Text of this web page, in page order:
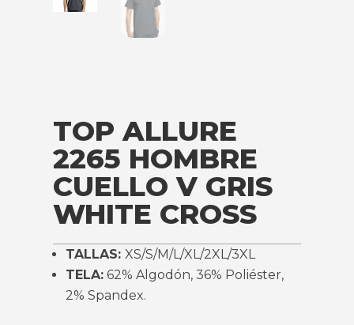
TOP ALLURE
2265 HOMBRE
CUELLO V GRIS
WHITE CROSS
TALLAS:XS/S/M/L/XL/2XL/3XL
TELA: 62% Algodón, 36% Poliéster,
2% Spandex.